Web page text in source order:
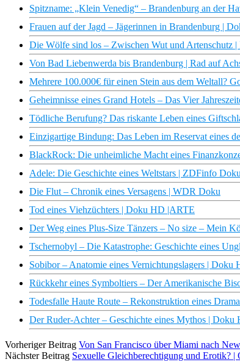
Spitzname: „Klein Venedig“ – Brandenburg an der
Frauen auf der Jagd – Jägerinnen in Brandenburg |
Die Wölfe sind los – Zwischen Wut und Artenschutz |
Von Bad Liebenwerda bis Brandenburg | Rad auf
Mehrere 100.000€ für einen Stein aus dem Weltall?
Geheimnisse eines Grand Hotels – Das Vier
Tödliche Berufung? Das riskante Leben eines
Einzigartige Bindung: Das Leben im Reservat eines
BlackRock: Die unheimliche Macht eines
Adele: Die Geschichte eines Weltstars | ZDFinfo Doku
Die Flut – Chronik eines Versagens | WDR Doku
Tod eines Viehzüchters | Doku HD |ARTE
Der Weg eines Plus-Size Tänzers – No size – Mein
Tschernobyl – Die Katastrophe: Geschichte eines
Sobibor – Anatomie eines Vernichtungslagers | Doku
Rückkehr eines Symboltiers – Der Amerikanische
Todesfalle Haute Route – Rekonstruktion eines
Der Ruder-Achter – Geschichte eines Mythos | Doku
Vorheriger Beitrag Von San Francisco über Miami nach
Nächster Beitrag Sexuelle Gleichberechtigung und Erotik? |